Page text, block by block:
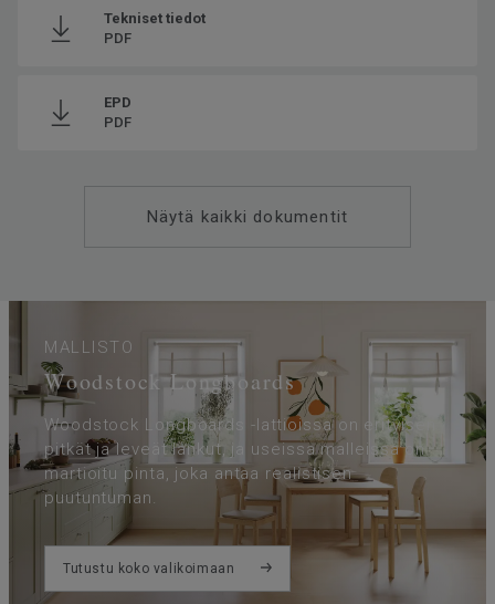
Tekniset tiedot
PDF
EPD
PDF
Näytä kaikki dokumentit
MALLISTO
Woodstock Longboards
Woodstock Longboards -lattioissa on erityisen
pitkät ja leveät lankut, ja useissa malleissa on
martioitu pinta, joka antaa realistisen
puutuntuman.
Tutustu koko valikoimaan